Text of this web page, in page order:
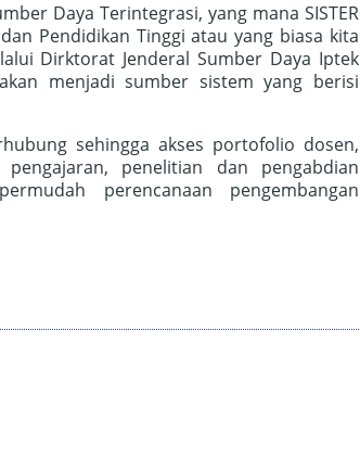
Daya Terintegrasi, yang mana SISTER
Pendidikan Tinggi atau yang biasa kita
Dirktorat Jenderal Sumber Daya Iptek
menjadi sumber sistem yang berisi
sehingga akses portofolio dosen,
penelitian dan pengabdian
perencanaan pengembangan